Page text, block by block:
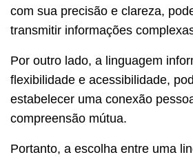
com sua precisão e clareza,
transmitir informações
Por outro lado, a linguagem
flexibilidade e acessibilidade,
estabelecer uma conexão
compreensão mútua.
Portanto, a escolha entre uma